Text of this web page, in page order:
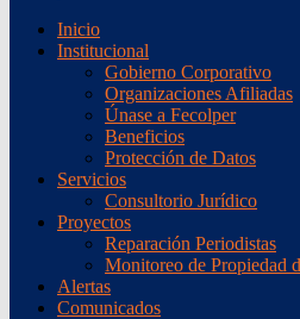
Inicio
Institucional
Gobierno Corporativo
Organizaciones Afiliadas
Únase a Fecolper
Beneficios
Protección de Datos
Servicios
Consultorio Jurídico
Proyectos
Reparación Periodistas
Monitoreo de Propiedad
Alertas
Comunicados